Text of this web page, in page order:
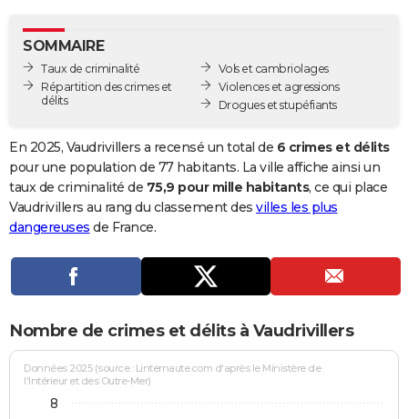
GUIDES D'ACHAT
BONS PLANS
Carte de Noël
Carte Bonne année
Carte Saint-Valentin
Carte Pâques
Carte d'anniversaire
DICTIONNAIRE
Dictionnaire
Biographies
Citations
Expressions
Proverbes
PROGRAMME TV
Se connecter
Entreprises
Service militaire
Avis de recherche
AVIS DE DÉCÈS
Bricolage
Lifestyle
Culture
Sport
Auto
Television
Voyage
Cinema
SOMMAIRE
Taux de criminalité
Répartition des crimes et
délits
Vols et cambriolages
Violences et agressions
Drogues et stupéfiants
En 2025, Vaudrivillers a recensé un total de 6 crimes et délits
pour une population de 77 habitants. La ville affiche ainsi un
taux de criminalité de 75,9 pour mille habitants, ce qui place
Vaudrivillers au rang du classement des villes les plus
dangereuses de France.
Nombre de crimes et délits à Vaudrivillers
Données 2025 (source : Linternaute.com d'après le Ministère de
l'Intérieur et des Outre-Mer)
8